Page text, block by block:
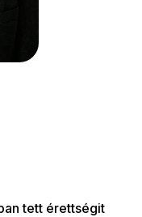
tett érettségit